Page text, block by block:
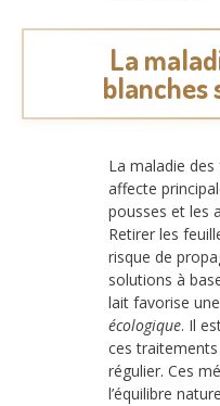
La
blanches
La maladie des
affecte
pousses et les
Retirer les
risque de
solutions à
lait favorise une
écologique. Il
ces
régulier. Ces
l’équilibre